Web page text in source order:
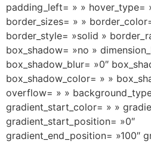
padding_left= » » hover_type=
border_sizes= » »
border_style= »solid »
box_shadow= »no »
box_shadow_blur= »0″
box_shadow_color= » »
overflow= » »
gradient_start_color= » »
gradient_start_position= »0″
gradient_end_position= »100″